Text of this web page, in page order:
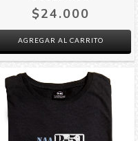
$24.000
AGREGAR AL CARRITO